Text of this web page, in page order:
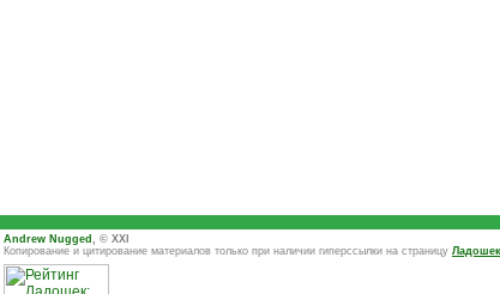
Andrew Nugged , © XXI
Копирование и цитирование материалов только при наличии гиперссылки на страницу Ладошек